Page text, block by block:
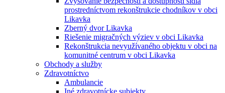
prostredníctvom rekonštrukcie chodníkov v obci
Likavka
Zberný dvor Likavka
Riešenie migračných výziev v obci Likavka
Rekonštrukcia nevyužívaného objektu v obci na
komunitné centrum v obci Likavka
Obchody a služby
Zdravotníctvo
Ambulancie
Iné zdravotnícke subjekty